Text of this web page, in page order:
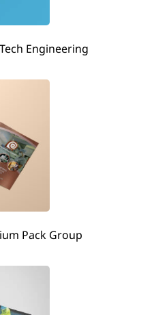
Engineering
Pack Group